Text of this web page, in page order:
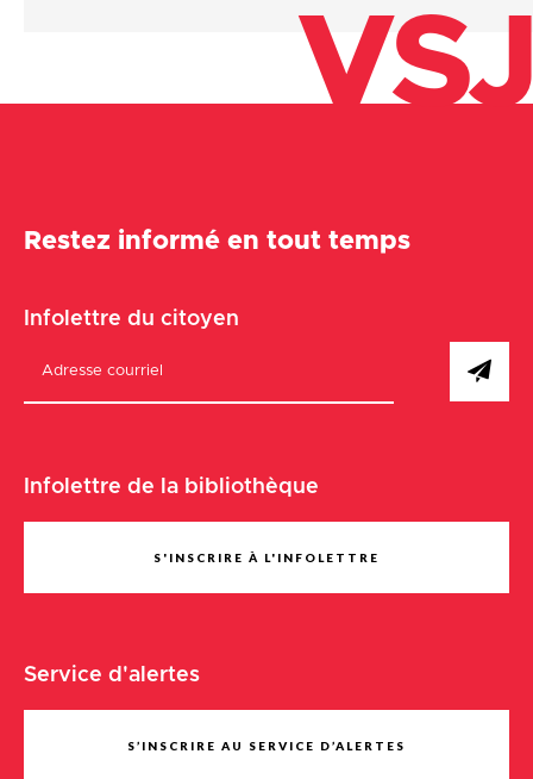
VSJ
Restez informé en tout temps
Infolettre du citoyen
Infolettre de la bibliothèque
S'INSCRIRE À L'INFOLETTRE
Service d'alertes
S’INSCRIRE AU SERVICE D’ALERTES